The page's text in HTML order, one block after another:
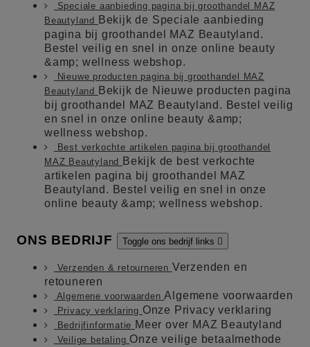
Speciale aanbieding pagina bij groothandel MAZ
Beautyland
Bekijk de Speciale aanbieding
pagina bij groothandel MAZ Beautyland.
Bestel veilig en snel in onze online beauty
&amp; wellness webshop.
Nieuwe producten pagina bij groothandel MAZ
Beautyland
Bekijk de Nieuwe producten pagina
bij groothandel MAZ Beautyland. Bestel veilig
en snel in onze online beauty &amp;
wellness webshop.
Best verkochte artikelen pagina bij groothandel
MAZ Beautyland
Bekijk de best verkochte
artikelen pagina bij groothandel MAZ
Beautyland. Bestel veilig en snel in onze
online beauty &amp; wellness webshop.
ONS BEDRIJF Toggle ons bedrijf links 
Verzenden & retourneren Verzenden en
retouneren
Algemene voorwaardenAlgemene voorwaarden
Privacy verklaring Onze Privacy verklaring
Bedrijfinformatie Meer over MAZ Beautyland
Veilige betaling Onze veilige betaalmethode